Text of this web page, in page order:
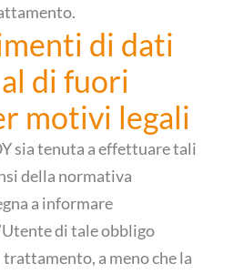
di dati
di fuori
motivi legali
sia tenuta a effettuare tali
della normativa
a informare
di tale obbligo
a meno che la